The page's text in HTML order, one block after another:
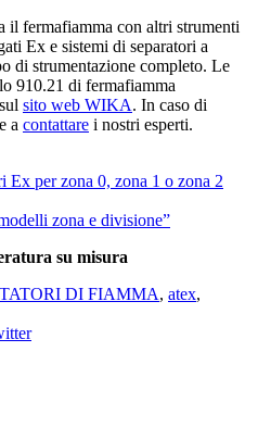
fermafiamma con altri strumenti
Ex e sistemi di separatori a
di strumentazione completo. Le
910.21 di fermafiamma
sito web WIKA. In caso di
a contattare i nostri esperti.
Ex per zona 0, zona 1 o zona 2
zona e divisione”
su misura
DI FIAMMA, atex,